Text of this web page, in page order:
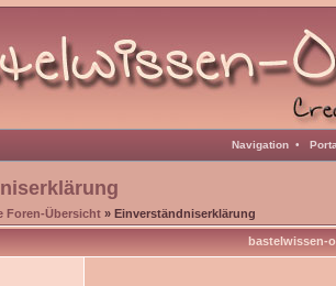
Navigation •
Foren-Übersicht » Einverständniserklärung
bastelwissen-